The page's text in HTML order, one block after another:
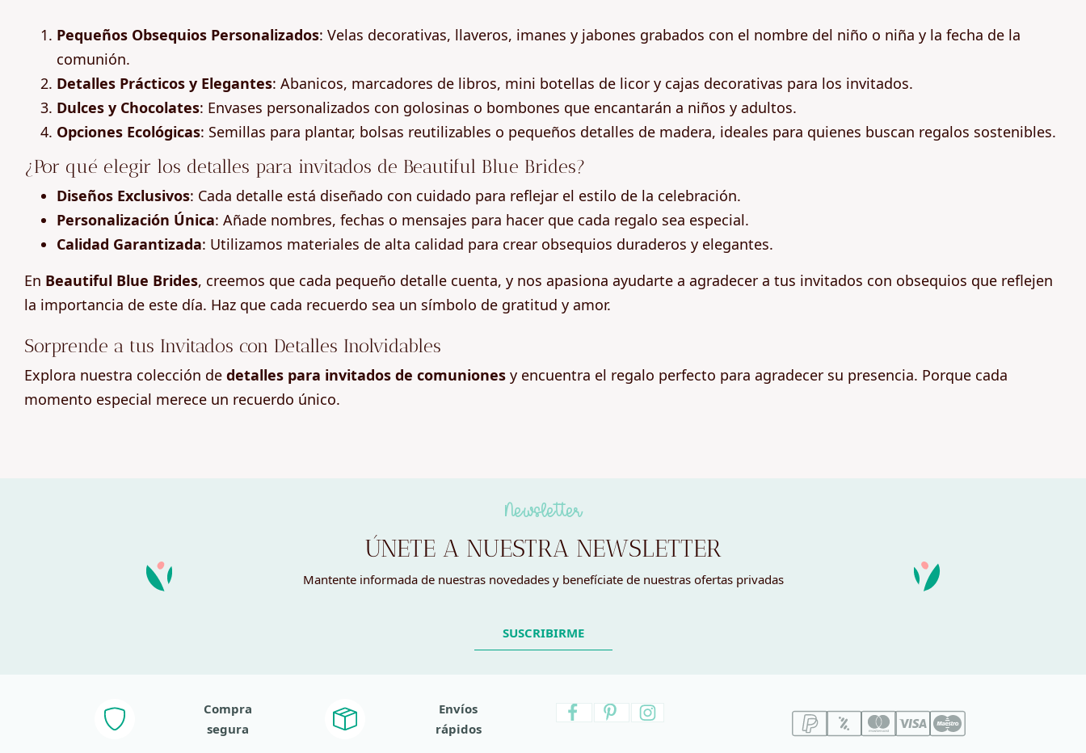
Pequeños Obsequios Personalizados: Velas decorativas, llaveros, imanes y jabones grabados con el nombre del niño o niña y la fecha de la
comunión.
Detalles Prácticos y Elegantes: Abanicos, marcadores de libros, mini botellas de licor y cajas decorativas para los invitados.
Dulces y Chocolates: Envases personalizados con golosinas o bombones que encantarán a niños y adultos.
Opciones Ecológicas: Semillas para plantar, bolsas reutilizables o pequeños detalles de madera, ideales para quienes buscan regalos sostenibles.
¿Por qué elegir los detalles para invitados de Beautiful Blue Brides?
Diseños Exclusivos: Cada detalle está diseñado con cuidado para reflejar el estilo de la celebración.
Personalización Única: Añade nombres, fechas o mensajes para hacer que cada regalo sea especial.
Calidad Garantizada: Utilizamos materiales de alta calidad para crear obsequios duraderos y elegantes.
En Beautiful Blue Brides, creemos que cada pequeño detalle cuenta, y nos apasiona ayudarte a agradecer a tus invitados con obsequios que reflejen
la importancia de este día. Haz que cada recuerdo sea un símbolo de gratitud y amor.
Sorprende a tus Invitados con Detalles Inolvidables
Explora nuestra colección de detalles para invitados de comuniones y encuentra el regalo perfecto para agradecer su presencia. Porque cada
momento especial merece un recuerdo único.
Newsletter
ÚNETE A NUESTRA NEWSLETTER
Mantente informada de nuestras novedades y benefíciate de nuestras ofertas privadas
SUSCRIBIRME
Compra
segura
Envíos
rápidos